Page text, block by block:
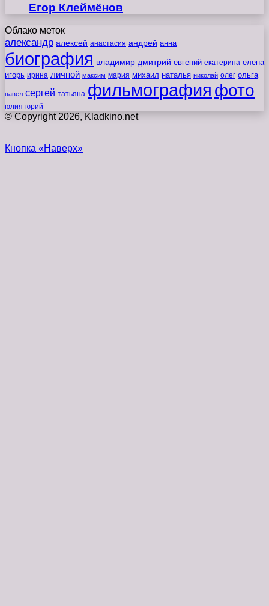
Егор Клеймёнов
Облако меток
александр алексей анастасия андрей анна
биография владимир дмитрий евгений екатерина елена
игорь ирина личной максим мария михаил наталья николай олег ольга
павел сергей татьяна фильмография фото
юлия юрий
© Copyright 2026, Kladkino.net
Кнопка «Наверх»